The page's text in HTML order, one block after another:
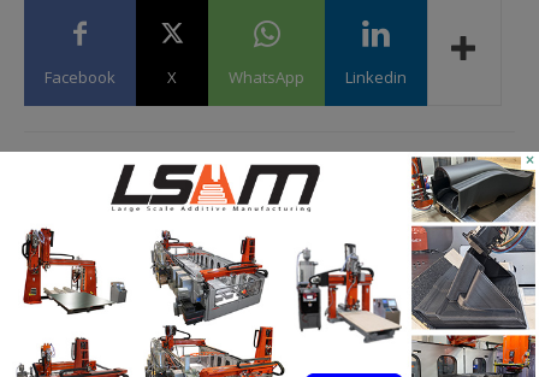
Facebook X WhatsApp Linkedin
Martial Y.
×